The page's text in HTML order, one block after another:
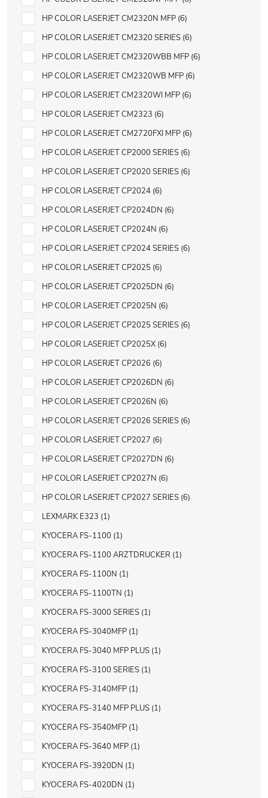
HP COLOR LASERJET CM2320N MFP 6
HP COLOR LASERJET CM2320 SERIES 6
HP COLOR LASERJET CM2320WBB MFP 6
HP COLOR LASERJET CM2320WB MFP 6
HP COLOR LASERJET CM2320WI MFP 6
HP COLOR LASERJET CM2323 6
HP COLOR LASERJET CM2720FXI MFP 6
HP COLOR LASERJET CP2000 SERIES 6
HP COLOR LASERJET CP2020 SERIES 6
HP COLOR LASERJET CP2024 6
HP COLOR LASERJET CP2024DN 6
HP COLOR LASERJET CP2024N 6
HP COLOR LASERJET CP2024 SERIES 6
HP COLOR LASERJET CP2025 6
HP COLOR LASERJET CP2025DN 6
HP COLOR LASERJET CP2025N 6
HP COLOR LASERJET CP2025 SERIES 6
HP COLOR LASERJET CP2025X 6
HP COLOR LASERJET CP2026 6
HP COLOR LASERJET CP2026DN 6
HP COLOR LASERJET CP2026N 6
HP COLOR LASERJET CP2026 SERIES 6
HP COLOR LASERJET CP2027 6
HP COLOR LASERJET CP2027DN 6
HP COLOR LASERJET CP2027N 6
HP COLOR LASERJET CP2027 SERIES 6
LEXMARK E323 1
KYOCERA FS-1100 1
KYOCERA FS-1100 ARZTDRUCKER 1
KYOCERA FS-1100N 1
KYOCERA FS-1100TN 1
KYOCERA FS-3000 SERIES 1
KYOCERA FS-3040MFP 1
KYOCERA FS-3040 MFP PLUS 1
KYOCERA FS-3100 SERIES 1
KYOCERA FS-3140MFP 1
KYOCERA FS-3140 MFP PLUS 1
KYOCERA FS-3540MFP 1
KYOCERA FS-3640 MFP 1
KYOCERA FS-3920DN 1
KYOCERA FS-4020DN 1